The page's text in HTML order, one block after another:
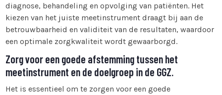
diagnose, behandeling en opvolging van patiënten. Het
kiezen van het juiste meetinstrument draagt bij aan de
betrouwbaarheid en validiteit van de resultaten, waardoor
een optimale zorgkwaliteit wordt gewaarborgd.
Zorg voor een goede afstemming tussen het
meetinstrument en de doelgroep in de GGZ.
Het is essentieel om te zorgen voor een goede